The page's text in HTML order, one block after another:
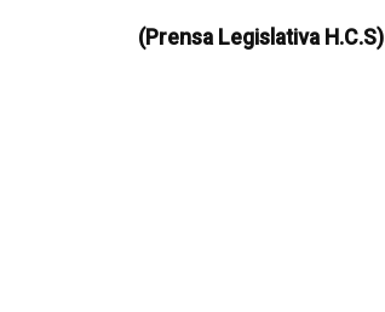
(Prensa Legislativa H.C.S)